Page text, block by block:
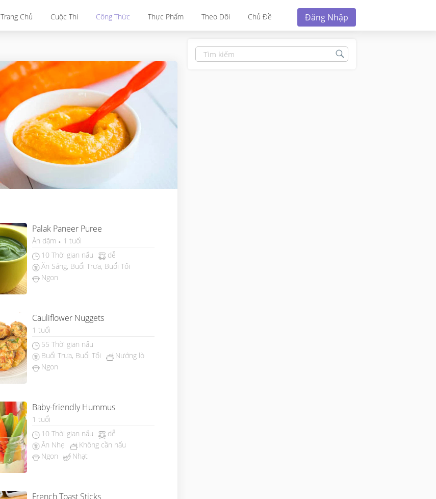
Trang Chủ Cuộc Thi Công Thức Thực Phẩm Theo Dõi Chủ Đề Đăng Nhập
Palak Paneer Puree
Ăn dặm
1 tuổi
10 Thời gian nấu
dễ
Ăn Sáng, Buổi Trưa, Buổi Tối
Ngon
Cauliflower Nuggets
1 tuổi
55 Thời gian nấu
Buổi Trưa, Buổi Tối
Nướng lò
Ngon
Baby-friendly Hummus
1 tuổi
10 Thời gian nấu
dễ
Ăn Nhẹ
Không cần nấu
Ngon
Nhạt
French Toast Sticks